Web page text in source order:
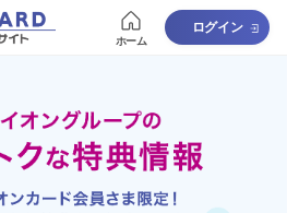
ホーム
ログイン